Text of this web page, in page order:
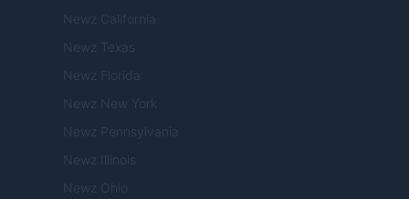
Newz California
Newz Texas
Newz Florida
Newz New York
Newz Pennsylvania
Newz Illinois
Newz Ohio